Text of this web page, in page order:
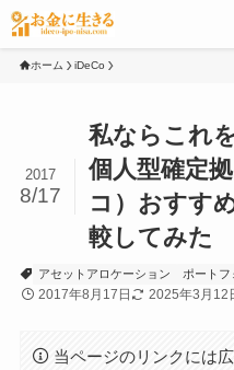
ホーム iDeCo
私ならこれ
個人型確定
コ）おすす
較してみた
2017
8/17
アセットアロケーション ポートフ
2017年8月17日 2025年3月12
当ページのリンクには